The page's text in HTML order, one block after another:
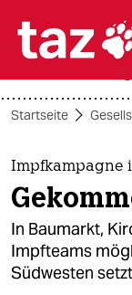

themen
politik
öko
Startseite
Impfkampagne
In Baumarkt,
Impfteams
Südwesten